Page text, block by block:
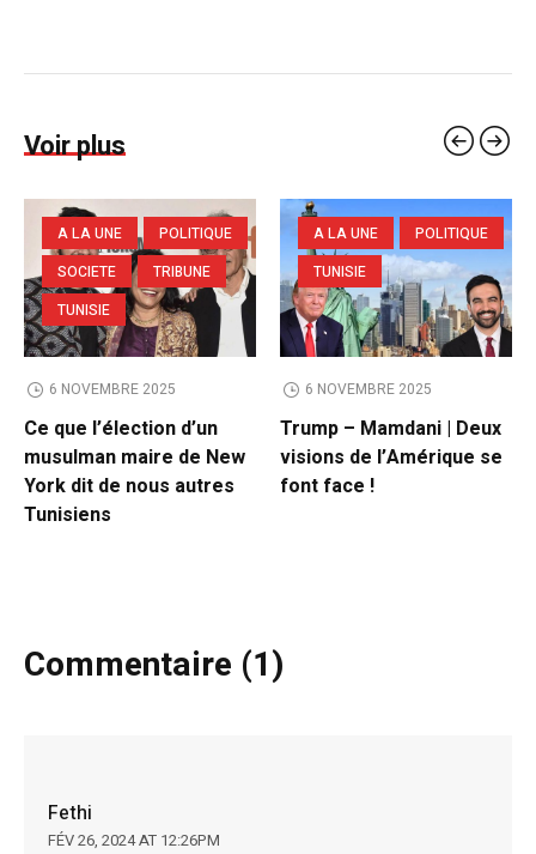
Voir plus
A LA UNE
POLITIQUE
SOCIETE
TRIBUNE
TUNISIE
6 NOVEMBRE 2025
Ce que l’élection d’un
musulman maire de New
York dit de nous autres
Tunisiens
A LA UNE
POLITIQUE
TUNISIE
6 NOVEMBRE 2025
Trump – Mamdani | Deux
visions de l’Amérique se
font face !
Commentaire (1)
Fethi
FÉV 26, 2024 AT 12:26PM